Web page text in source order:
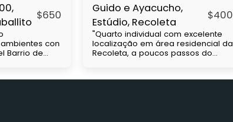
$650
con
Barrio de
y media,
cuadras de
Guido e Ayacucho,
Estúdio, Recoleta
$400
"Quarto individual com excelente
localização em área residencial da
Recoleta, a poucos passos do
Várias linhas de ônibus e próximo